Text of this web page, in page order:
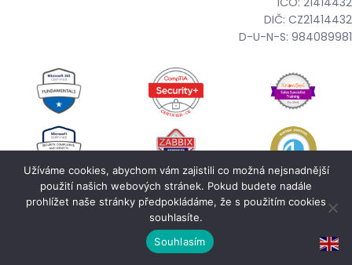
DIČ: CZ21414432
D-U-N-S: 984089981
Cyber TBD
Return to top ↑
Užíváme cookies, abychom vám zajistili co možná nejsnadnější
použití našich webových stránek. Pokud budete nadále
prohlížet naše stránky předpokládáme, že s použitím cookies
souhlasíte.
Souhlasím